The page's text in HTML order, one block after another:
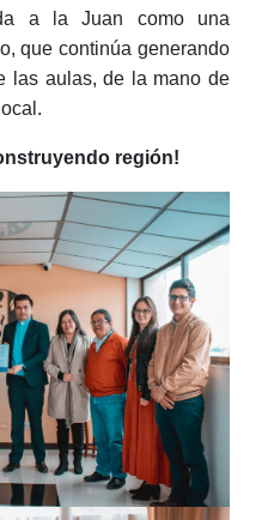
a la Juan como una
que continúa generando
las aulas, de la mano de
región!